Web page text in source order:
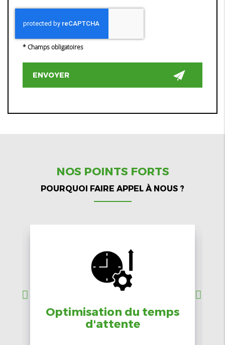
*Champs obligatoires
NOS POINTS FORTS
POURQUOI FAIRE APPEL À NOUS ?
Optimisation du temps
d'attente